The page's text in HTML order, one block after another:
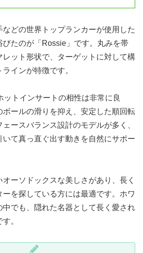
などの世界トップランカーが使用した
びたのが「Rossie」です。丸みを帯
レット形状で、ターゲットに対して構
インが特徴です。
ットインサートの相性は非常に良
ボールの滑りを抑え、安定した順回転
ースバランス設計のモデルが多く、
て真っ直ぐ出す動きを自然にサポー
ーソドックスな美しさがあり、長く
を探している方には最適です。ホワ
中でも、隠れた名器として長く愛され
。